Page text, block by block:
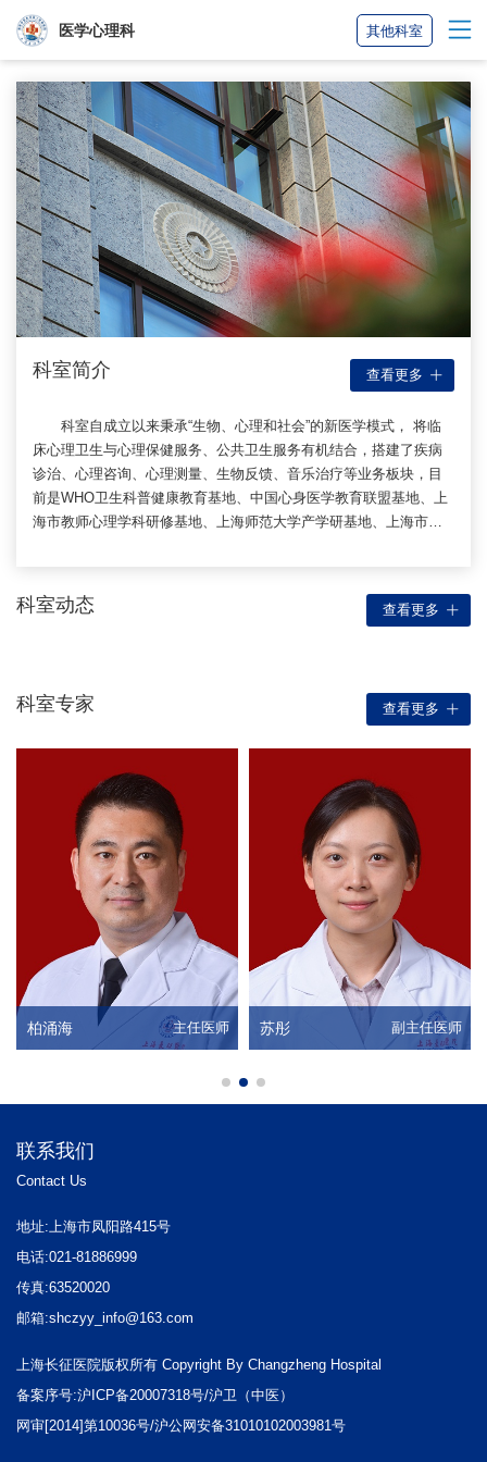
医学心理科 其他科室
科室简介 查看更多
科室自成立以来秉承“生物、心理和社会”的新医学模式， 将临
床心理卫生与心理保健服务、公共卫生服务有机结合，搭建了疾病
诊治、心理咨询、心理测量、生物反馈、音乐治疗等业务板块，目
前是WHO卫生科普健康教育基地、中国心身医学教育联盟基地、上
海市教师心理学科研修基地、上海师范大学产学研基地、上海市心
经历，3人接受著名的中德班等长程培训。
科室动态 查看更多
科室专家 查看更多
柏涌海 主任医师 苏彤 副主任医师
联系我们
Contact Us
地址:上海市凤阳路415号
电话:021-81886999
传真:63520020
邮箱:shczyy_info@163.com
上海长征医院版权所有 Copyright By Changzheng Hospital
备案序号:沪ICP备20007318号/沪卫（中医）
网审[2014]第10036号/沪公网安备31010102003981号